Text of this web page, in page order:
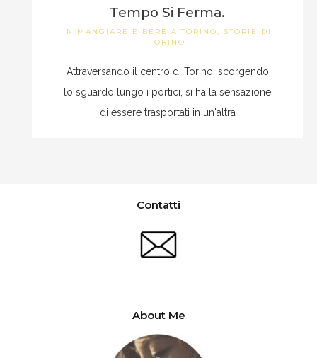
Tempo Si Ferma.
IN MANGIARE E BERE A TORINO
STORIE DI
TORINO
Attraversando il centro di Torino, scorgendo
lo sguardo lungo i portici, si ha la sensazione
di essere trasportati in un'altra
Contatti
About Me